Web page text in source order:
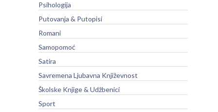
Psihologija
Putovanja & Putopisi
Romani
Samopomoć
Satira
Savremena Ljubavna Književnost
Školske Knjige & Udžbenici
Sport